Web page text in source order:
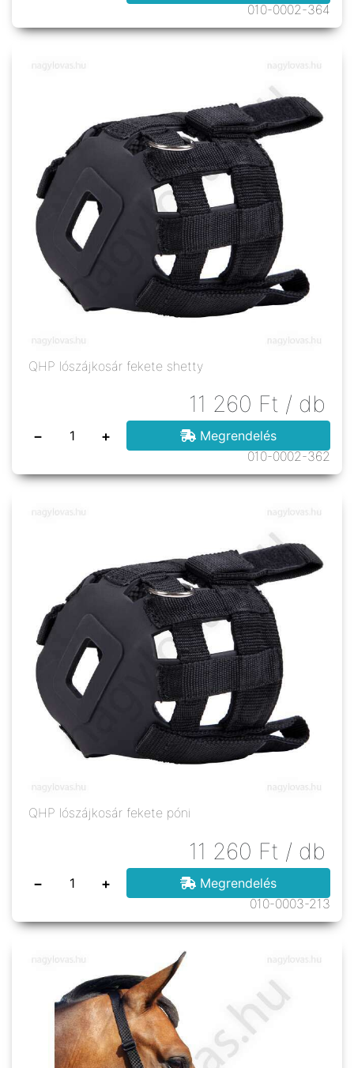
010-0002-364
QHP lószájkosár fekete shetty
11 260 Ft / db
− +
Megrendelés
010-0002-362
QHP lószájkosár fekete póni
11 260 Ft / db
− +
Megrendelés
010-0003-213